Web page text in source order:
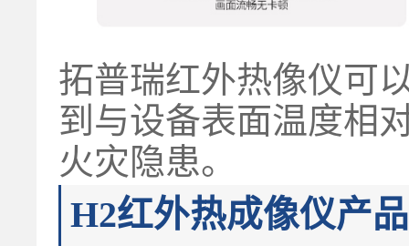
拓普瑞红外热像仪可
到与设备表面温度相
火灾隐患。
H2红外热成像仪产